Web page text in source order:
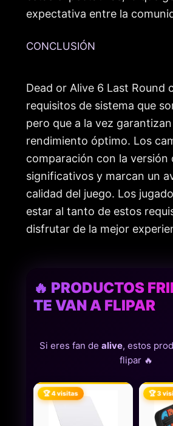
expectativa entre la
CONCLUSIÓN
Dead or Alive 6 Last Round
requisitos de sistema que
pero que a la vez
rendimiento óptimo. Los
comparación con la versión
significativos y marcan un
calidad del juego. Los
estar al tanto de estos
disfrutar de la mejor
🔥 PRODUCTOS
TE VAN A FLIPAR
Si eres fan de alive, estos
flipar 🔥
🏆 4 visitas 🏆 3